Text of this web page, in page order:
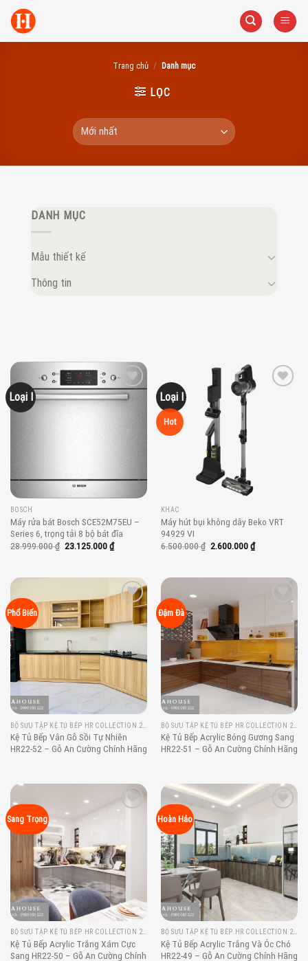
Skip
content
Trang chủ / Danh mục
LỌC
DANH MỤC
Mẫu thiết kế
Thông tin
Loại I
Add to
BOSCH
Máy rửa bát Bosch SCE52M75EU –
Series 6, trọng tải 8 bộ bát đĩa
28.999.000₫ Giá
23.125.000₫Giá
hiện
23.125.000 ₫.
Loại I
Hot
KHÁC
Máy hút bụi không dây Beko VRT
94929 VI
6.500.000₫ Giá
2.600.000₫Giá
hiện
2.600.000 ₫.
Phổ Biến
Add to
wishlist
Kệ Tủ Bếp Vân Gỗ Sồi Tự Nhiên
HR22-52 – Gỗ An Cường Chính Hãng
Đậm Đà
wishlist
Kệ Tủ Bếp Acrylic Bóng Gương Sang
HR22-51 – Gỗ An Cường Chính Hãng
Sang Trọng
BỘ SƯU TẬP KỆ TỦ BẾP HR COLLECTION 2022
Kệ Tủ Bếp Acrylic Trắng Xám Cực
Sang HR22-50 – Gỗ An Cường Chính
Hoàn Hảo
wishlist
BỘ SƯU TẬP KỆ TỦ BẾP HR COLLECTION 2022
Kệ Tủ Bếp Acrylic Trắng Và Óc Chó
HR22-49 – Gỗ An Cường Chính Hãng